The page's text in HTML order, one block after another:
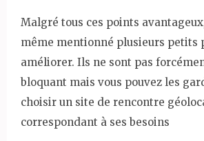
Malgré tous ces points
même mentionné plusieurs petits
améliorer. Ils ne sont pas
bloquant mais vous pouvez les
choisir un site de rencontre
correspondant à ses besoins